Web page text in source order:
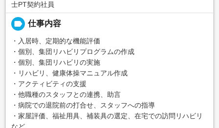
士PT契約社員
label 仕事内容
・入居時、定期的な機能評価
・個別、集団リハビリプログラムの作成
・個別、集団リハビリの実施
・リハビリ、健康体操マニュアル作成
・アクティビティの支援
・他職種のスタッフとの連携、助言
・病院での退院前の打合せ、スタッフへの指導
・家屋評価、福祉用具、補装具の選定、在宅での訪問リハビリ